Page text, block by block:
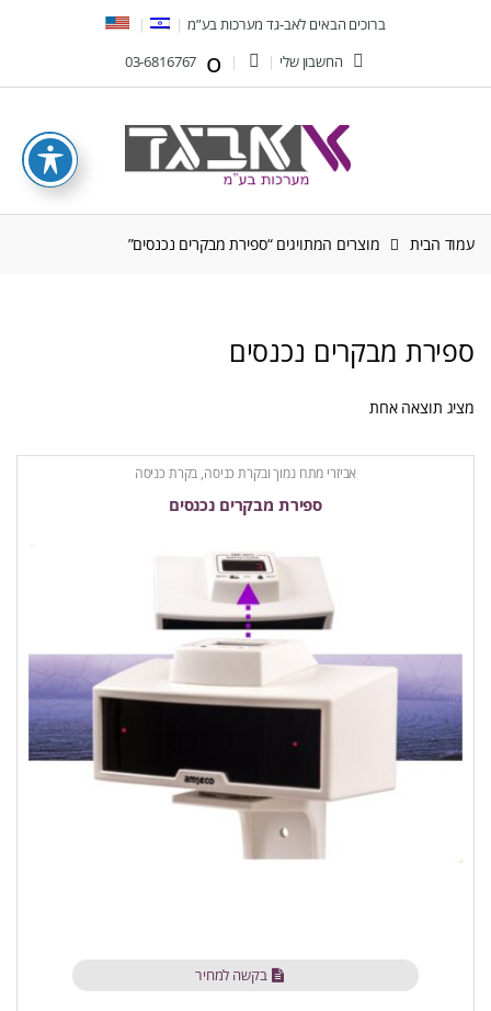
ברוכים הבאים לאב-גד מערכות בע”מ
החשבון שלי
עמוד הבית מוצרים המתויגים “ספירת מבקרים נכנסים”
ספירת מבקרים נכנסים
מציג תוצאה אחת
אביזרי מתח נמוך ובקרת כניסה, בקרת כניסה
ספירת מבקרים נכנסים
בקשה למחיר